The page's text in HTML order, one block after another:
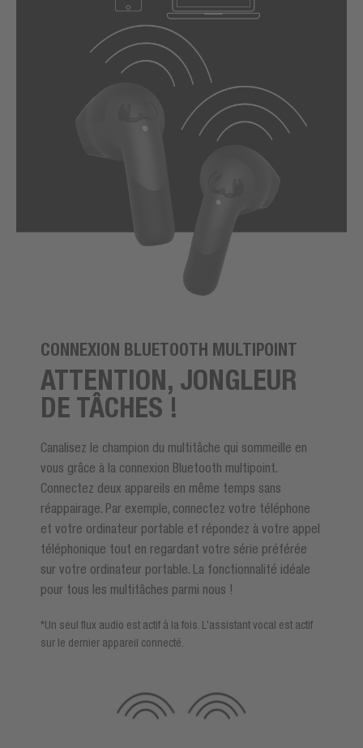
CONNEXION BLUETOOTH MULTIPOINT
ATTENTION, JONGLEUR
DE TÂCHES !
Canalisez le champion du multitâche qui sommeille en
vous grâce à la connexion Bluetooth multipoint.
Connectez deux appareils en même temps sans
réappairage. Par exemple, connectez votre téléphone
et votre ordinateur portable et répondez à votre appel
téléphonique tout en regardant votre série préférée
sur votre ordinateur portable. La fonctionnalité idéale
pour tous les multitâches parmi nous !
*Un seul flux audio est actif à la fois. L'assistant vocal est actif
sur le dernier appareil connecté.